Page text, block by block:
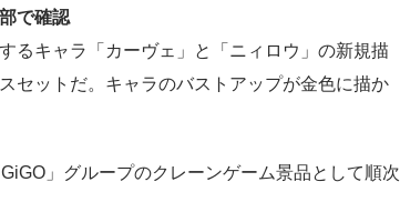
で確認
るキャラ「カーヴェ」と「ニィロウ」の新規描
セットだ。キャラのバストアップが金色に描か
」グループのクレーンゲーム景品として順次